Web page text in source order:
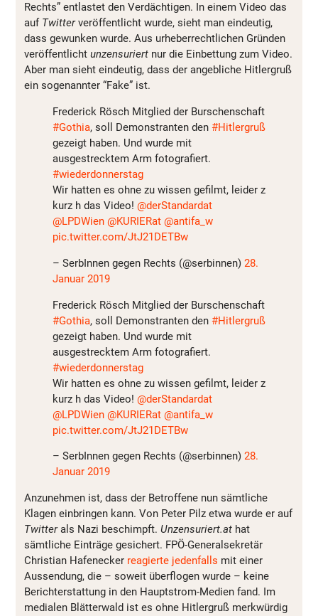
Rechts” entlastet den Verdächtigen. In einem Video das
auf Twitterveröffentlicht wurde, sieht man eindeutig,
dass gewunken wurde. Aus urheberrechtlichen Gründen
veröffentlicht unzensuriert nur die Einbettung zum Video.
Aber man sieht eindeutig, dass der angebliche Hitlergruß
ein sogenannter “Fake” ist.
Frederick Rösch Mitglied der Burschenschaft
#Gothia, soll Demonstranten den #Hitlergruß
gezeigt haben. Und wurde mit
ausgestrecktem Arm fotografiert.
#wiederdonnerstag
Wir hatten es ohne zu wissen gefilmt, leider z
kurz h das Video! @derStandardat
@LPDWien @KURIERat @antifa_w
pic.twitter.com/JtJ21DETBw
– SerbInnen gegen Rechts (@serbinnen) 28.
Januar 2019
Frederick Rösch Mitglied der Burschenschaft
#Gothia, soll Demonstranten den #Hitlergruß
gezeigt haben. Und wurde mit
ausgestrecktem Arm fotografiert.
#wiederdonnerstag
Wir hatten es ohne zu wissen gefilmt, leider z
kurz h das Video! @derStandardat
@LPDWien @KURIERat @antifa_w
pic.twitter.com/JtJ21DETBw
– SerbInnen gegen Rechts (@serbinnen) 28.
Januar 2019
Anzunehmen ist, dass der Betroffene nun sämtliche
Klagen einbringen kann. Von Peter Pilz etwa wurde er auf
Twitterals Nazi beschimpft. Unzensuriert.at hat
sämtliche Einträge gesichert. FPÖ-Generalsekretär
Christian Hafenecker reagierte jedenfalls mit einer
Aussendung, die – soweit überflogen wurde – keine
Berichterstattung in den Hauptstrom-Medien fand. Im
medialen Blätterwald ist es ohne Hitlergruß merkwürdig